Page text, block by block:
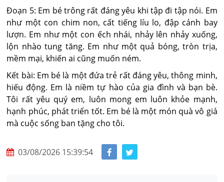
Đoạn 5: Em bé trông rất đáng yêu khi tập đi tập nói. Em
như một con chim non, cất tiếng líu lo, đập cánh bay
lượn. Em như một con ếch nhái, nhảy lên nhảy xuống,
lộn nhào tung tăng. Em như một quả bóng, tròn trịa,
mềm mại, khiến ai cũng muốn ném.
Kết bài: Em bé là một đứa trẻ rất đáng yêu, thông minh,
hiếu động. Em là niềm tự hào của gia đình và bạn bè.
Tôi rất yêu quý em, luôn mong em luôn khỏe mạnh,
hạnh phúc, phát triển tốt. Em bé là một món quà vô giá
mà cuộc sống ban tặng cho tôi.
03/08/2026 15:39:54